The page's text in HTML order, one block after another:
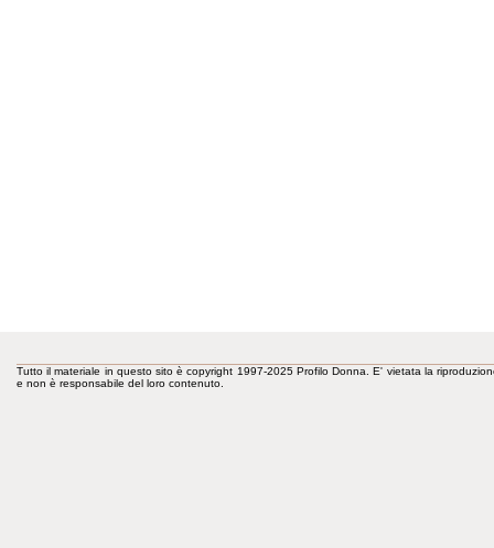
Tutto il materiale in questo sito è copyright 1997-2025 Profilo Donna. E' vietata la
e non è responsabile del loro contenuto.